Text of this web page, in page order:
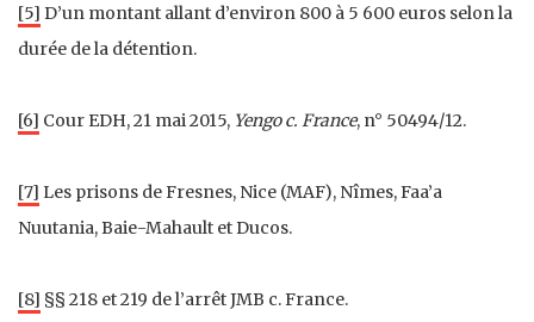
[5] D’un montant allant d’environ 800 à 5 600 euros selon la
durée de la détention.
[6] Cour EDH, 21 mai 2015, Yengo c. France, n° 50494/12.
[7] Les prisons de Fresnes, Nice (MAF), Nîmes, Faa’a
Nuutania, Baie-Mahault et Ducos.
[8] §§ 218 et 219 de l’arrêt JMB c. France.